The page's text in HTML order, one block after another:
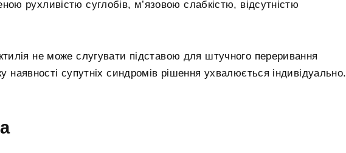
рухливістю суглобів, м’язовою слабкістю, відсутністю
не може слугувати підставою для штучного переривання
наявності супутніх синдромів рішення ухвалюється індивідуально.